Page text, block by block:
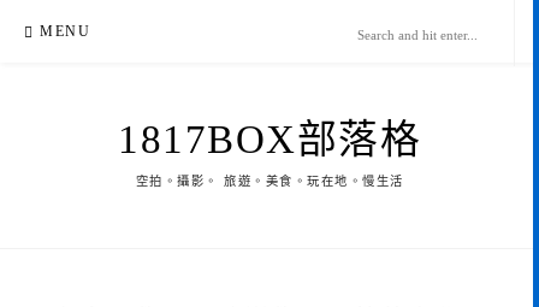
MENU
1817BOX部落格
空拍。攝影。 旅遊。美食。玩在地。慢生活